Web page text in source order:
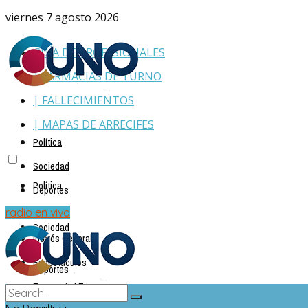
viernes 7 agosto 2026
GUÍA DE PROFESIONALES
| FARMACIAS DE TURNO
| FALLECIMIENTOS
| MAPAS DE ARRECIFES
Política
Sociedad
Deportes
Policiales
Interés General
Espectáculos
Economía | Empresas
Política
Sociedad
Deportes
radio en vivo